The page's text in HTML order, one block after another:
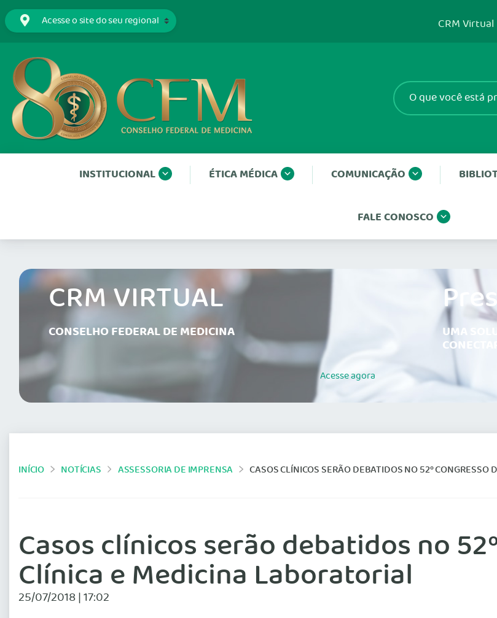
CRM Virtual
INSTITUCIONAL ÉTICA MÉDICA COMUNICAÇÃO
FALE CONOSCO
CRM VIRTUAL
CONSELHO FEDERAL DE MEDICINA
Acesseagora
UMA
INÍCIO NOTÍCIAS ASSESSORIA DE IMPRENSA CASOS CLÍNICOS SERÃO DEBATIDOS NO 52º CONGRESSO DE
Casos clínicos serão debatidos no
Clínica e Medicina Laboratorial
25/07/2018 | 17:02